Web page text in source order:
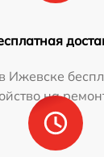
Ижевске
на